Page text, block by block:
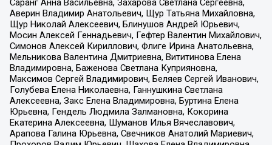
Саранг Анна Васильевна, Захарова Светлана Сергеевна,
Аверин Владимир Анатольевич, Щур Татьяна Михайловна,
Щур Николай Алексеевич, Блинушов Андрей Юрьевич,
Мосин Алексей Геннадьевич, Гефтер Валентин Михайлович,
Симонов Алексей Кириллович, Флиге Ирина Анатольевна,
Мельникова Валентина Дмитриевна, Вититинова Елена
Владимировна, Баженова Светлана Куприяновна,
Максимов Сергей Владимирович, Беляев Сергей Иванович,
Голубева Елена Николаевна, Ганнушкина Светлана
Алексеевна, Закс Елена Владимировна, Буртина Елена
Юрьевна, Гендель Людмила Залмановна, Кокорина
Екатерина Алексеевна, Шуманов Илья Вячеславович,
Арапова Галина Юрьевна, Свечников Анатолий Мариевич,